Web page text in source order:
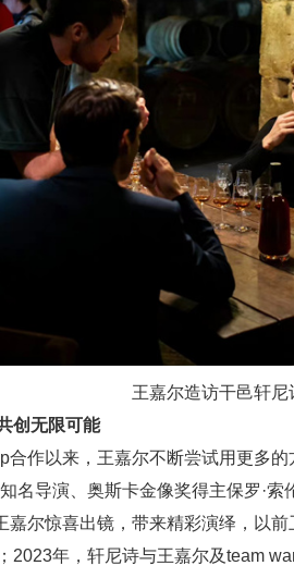
王嘉尔造访干邑轩尼
创无限可能
合作以来，王嘉尔不断尝试用更多
名导演、奥斯卡金像奖得主保罗·
嘉尔惊喜出镜，带来精彩演绎，以
2023年，轩尼诗与王嘉尔及team